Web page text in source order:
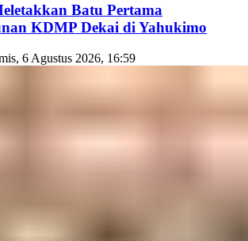
Batu Pertama
KDMP Dekai di Yahukimo
6 Agustus 2026, 16:59